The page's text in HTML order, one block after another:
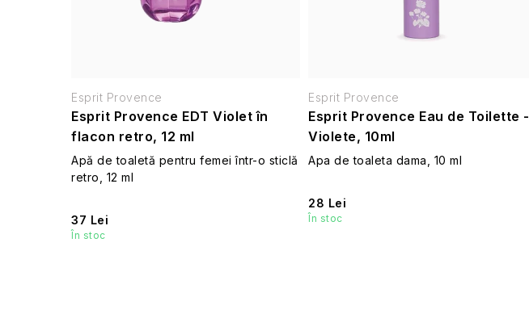
Esprit Provence EDT Violet în
flacon retro, 12 ml
Apă de toaletă pentru femei într-o sticlă
retro, 12 ml
37 Lei
În stoc
Esprit Provence
Esprit Provence Eau de Toilette -
Violete, 10ml
Apa de toaleta dama, 10 ml
28 Lei
În stoc
Esprit Provence